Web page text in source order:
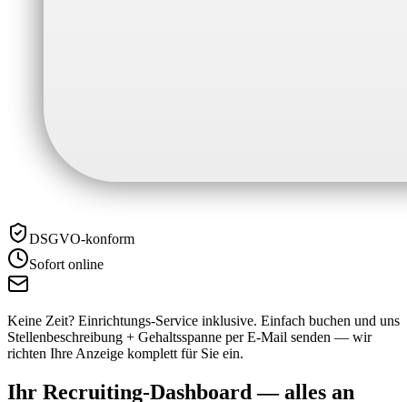
DSGVO-konform
Sofort online
Keine Zeit? Einrichtungs-Service inklusive. Einfach buchen und uns
Stellenbeschreibung + Gehaltsspanne per E-Mail senden — wir
richten Ihre Anzeige komplett für Sie ein.
Ihr Recruiting-Dashboard — alles an